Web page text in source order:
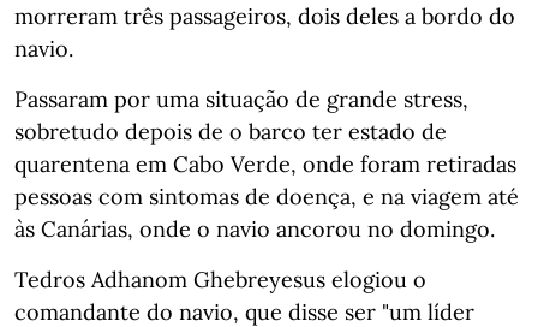
morreram três passageiros, dois deles a bordo do
navio.
Passaram por uma situação de grande stress,
sobretudo depois de o barco ter estado de
quarentena em Cabo Verde, onde foram retiradas
pessoas com sintomas de doença, e na viagem até
às Canárias, onde o navio ancorou no domingo.
Tedros Adhanom Ghebreyesus elogiou o
comandante do navio, que disse ser "um líder